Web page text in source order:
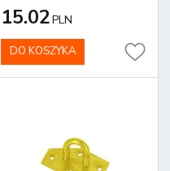
15.02PLN
DO KOSZYKA